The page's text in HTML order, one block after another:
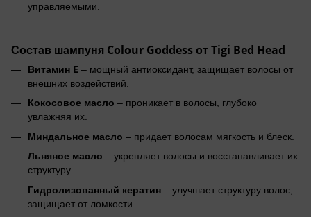
управляемыми.
Состав шампуня Colour Goddess от Tigi Bed Head
Витамин E – мощный антиоксидант, защищает волосы от
внешних воздействий.
Кокосовое масло – проникает в волосы, глубоко
увлажняя их.
Миндальное масло – придает волосам мягкость и блеск.
Льняное масло – укрепляет волосы и восстанавливает их
структуру.
Гидролизованный кератин – улучшает структуру волос,
защищает от ломкости.